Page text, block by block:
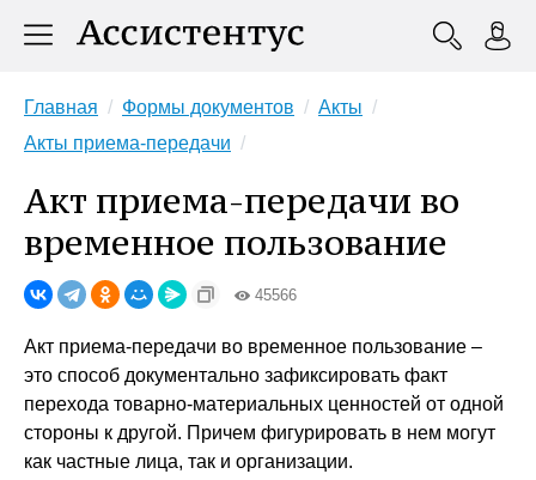
Главная Формы документов
Акты
Акты приема-передачи
Акт приема-передачи во
временное пользование
45566
Акт приема-передачи во временное пользование –
это способ документально зафиксировать факт
перехода товарно-материальных ценностей от одной
стороны к другой. Причем фигурировать в нем могут
как частные лица, так и организации.